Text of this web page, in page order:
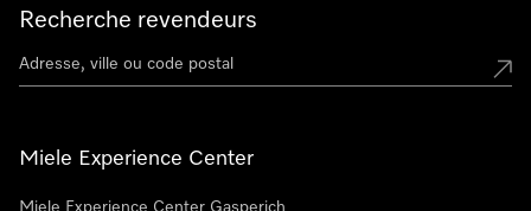
Recherche revendeurs
Miele Experience Center
Miele Experience Center Gasperich